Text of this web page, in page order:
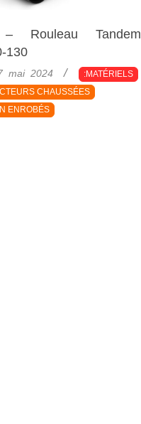
Rouleau Tandem
130
mai 2024
:MATÉRIELS
CHAUSSÉES
ENROBÉS